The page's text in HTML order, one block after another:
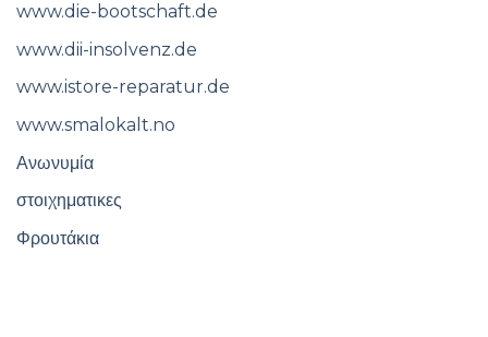
www.die-bootschaft.de
www.dii-insolvenz.de
www.istore-reparatur.de
www.smalokalt.no
Ανωνυμία
στοιχηματικες
Φρουτάκια